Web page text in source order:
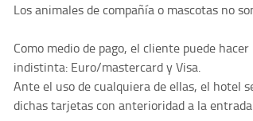
Los animales de compañía o mascotas no
Como medio de pago, el cliente puede
indistinta: Euro/mastercard y Visa.
Ante el uso de cualquiera de ellas, el hotel
dichas tarjetas con anterioridad a la